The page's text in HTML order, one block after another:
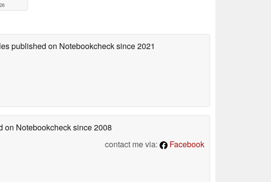
published on Notebookchecksince 2021
on Notebookchecksince 2008
contact me via:
Facebook